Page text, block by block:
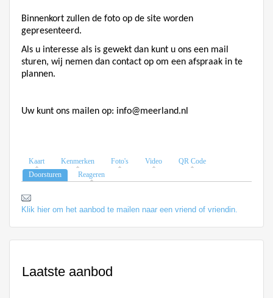
Binnenkort zullen de foto op de site worden
gepresenteerd.
Als u interesse als is gewekt dan kunt u ons een mail
sturen, wij nemen dan contact op om een afspraak in te
plannen.
Uw kunt ons mailen op: info@meerland.nl
Kaart Kenmerken Foto's Video
QR Code
Doorsturen
Reageren
Klik hier om het aanbod te mailen naar een vriend of vriendin.
Laatste aanbod